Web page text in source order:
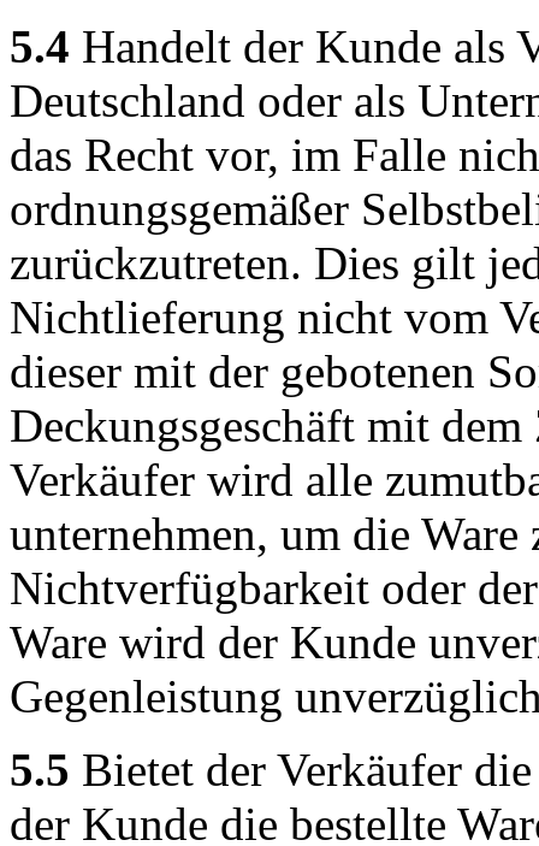
5.4 Handelt der Kunde als
Deutschland oder als
das Recht vor, im Falle
ordnungsgemäßer
zurückzutreten. Dies gilt
Nichtlieferung nicht vom
dieser mit der gebotenen
Deckungsgeschäft mit
Verkäufer wird alle
unternehmen, um die
Nichtverfügbarkeit oder
Ware wird der Kunde
Gegenleistung
5.5 Bietet der Verkäufer
der Kunde die bestellte